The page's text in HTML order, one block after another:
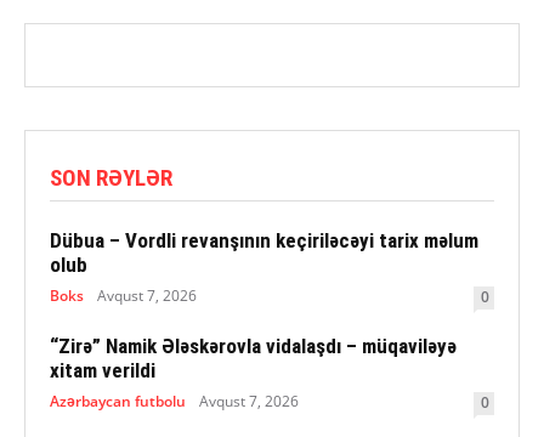
SON RƏYLƏR
Dübua – Vordli revanşının keçiriləcəyi tarix məlum
olub
Boks Avqust 7, 2026 0
“Zirə” Namik Ələskərovla vidalaşdı – müqaviləyə
xitam verildi
Azərbaycan futbolu Avqust 7, 2026 0